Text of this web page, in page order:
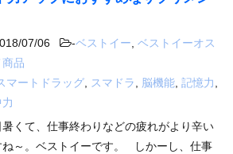
07/06 -ベストイー ベストイーオス
商品
マートドラッグ
スマドラ 脳機能 記憶力
暑くて、仕事終わりなどの疲れがより辛い
ね～。ベストイーです。 しかーし、仕事